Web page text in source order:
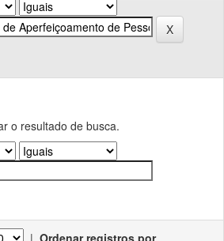
o resultado de busca.
| Ordenar registros por